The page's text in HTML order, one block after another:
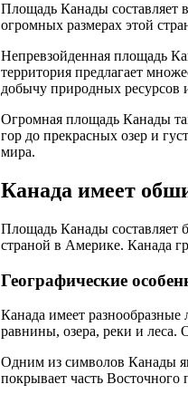
Площадь Канады составляет
огромных размерах этой
Непревзойденная площадь
территория предлагает
добычу природных ресурсов
Огромная площадь Канады
гор до прекрасных озер и
мира.
Канада имеет
Площадь Канады составляет
страной в Америке. Канада
Географические
Канада имеет
равнины, озера, реки и леса.
Одним из символов Канады
покрывает часть Восточного